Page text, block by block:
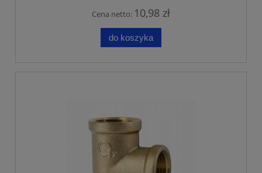
Cena netto: 10,98 zł
do koszyka